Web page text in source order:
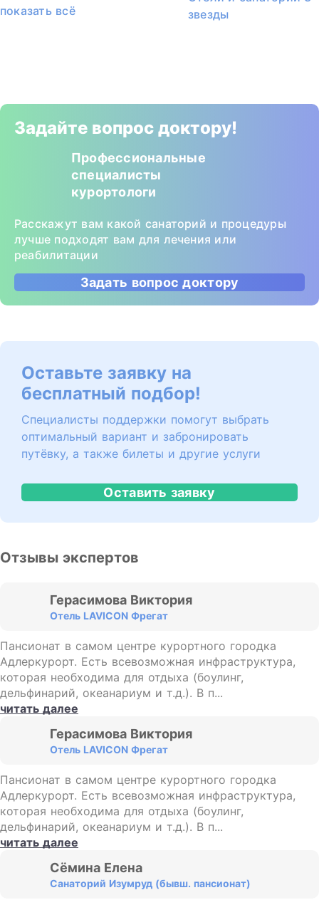
показать всё
звезды
Задайте вопрос доктору!
Профессиональные
специалисты
курортологи
Расскажут вам какой санаторий и процедуры
лучше подходят вам для лечения или
реабилитации
Задать вопрос доктору
Оставьте заявку на
бесплатный подбор!
Специалисты поддержки помогут выбрать
оптимальный вариант и забронировать
путёвку, а также билеты и другие услуги
Оставить заявку
Отзывы экспертов
Герасимова Виктория
Отель LAVICON Фрегат
Пансионат в самом центре курортного городка
Адлеркурорт. Есть всевозможная инфраструктура,
которая необходима для отдыха (боулинг,
дельфинарий, океанариум и т.д.). В п...
читать далее
Герасимова Виктория
Отель LAVICON Фрегат
Пансионат в самом центре курортного городка
Адлеркурорт. Есть всевозможная инфраструктура,
которая необходима для отдыха (боулинг,
дельфинарий, океанариум и т.д.). В п...
читать далее
Сёмина Елена
Санаторий Изумруд (бывш. пансионат)